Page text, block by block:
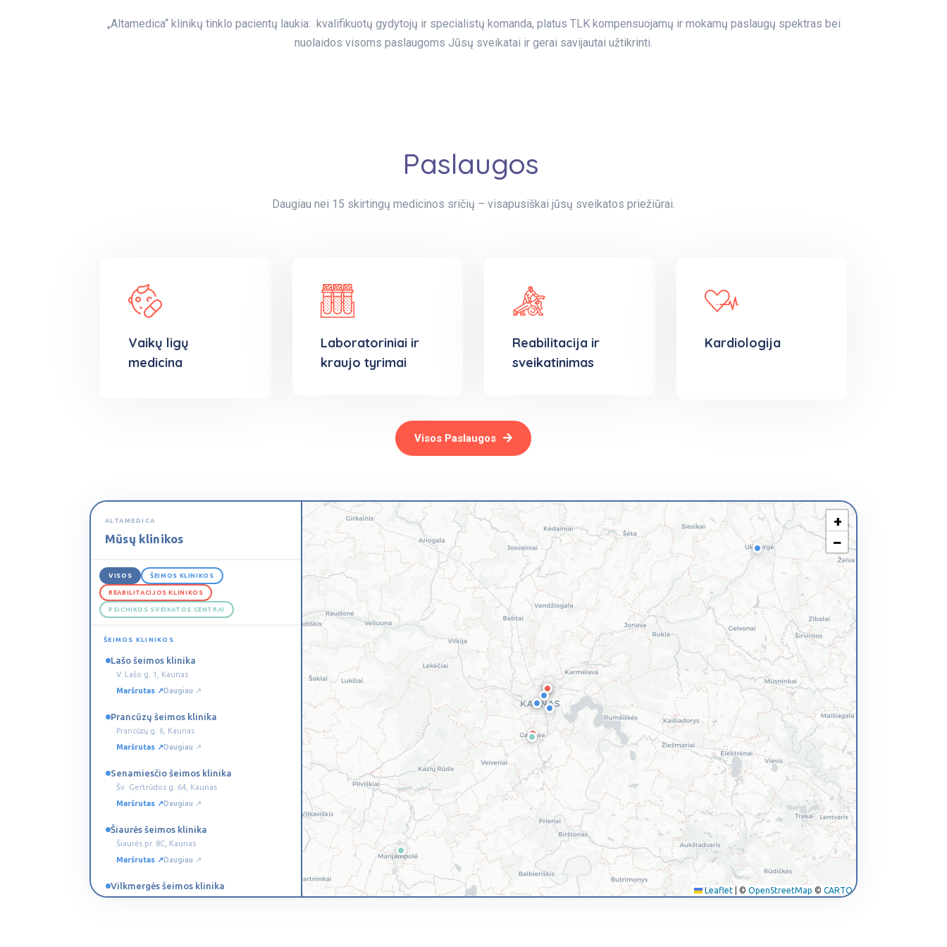
„Altamedica“ klinikų tinklo pacientų laukia: kvalifikuotų gydytojų ir specialistų komanda, platus TLK kompensuojamų ir mokamų paslaugų spektras bei
nuolaidos visoms paslaugoms Jūsų sveikatai ir gerai savijautai užtikrinti.
Paslaugos
Daugiau nei 15 skirtingų medicinos sričių – visapusiškai jūsų sveikatos priežiūrai.
Vaikų ligų
medicina
Laboratoriniai ir
kraujo tyrimai
Reabilitacija ir
sveikatinimas
Kardiologija
Visos Paslaugos
ALTAMEDICA
Mūsų klinikos
VISOS ŠEIMOS KLINIKOS
REABILITACIJOS KLINIKOS
PSICHIKOS SVEIKATOS CENTRAI
ŠEIMOS KLINIKOS
Lašo šeimos klinika
V. Lašo g. 1, Kaunas
Maršrutas ↗Daugiau ↗
Prancūzų šeimos klinika
Prancūzų g. 6, Kaunas
Maršrutas ↗Daugiau ↗
Senamiesčio šeimos klinika
Šv. Gertrūdos g. 64, Kaunas
Maršrutas ↗Daugiau ↗
Šiaurės šeimos klinika
Šiaurės pr. 8C, Kaunas
Maršrutas ↗Daugiau ↗
Vilkmergės šeimos klinika
Kauno g. 80, Ukmergė
+
−
Leaflet © OpenStreetMap © CARTO